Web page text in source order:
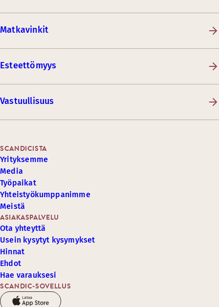
Matkavinkit
Esteettömyys
Vastuullisuus
SCANDIC-SOVELLUS
ASIAKASPALVELU
Ota yhteyttä
Usein kysytyt kysymykset
Hinnat
Ehdot
Hae varauksesi
SCANDICISTA
Yrityksemme
Media
Työpaikat
Yhteistyökumppanimme
Meistä